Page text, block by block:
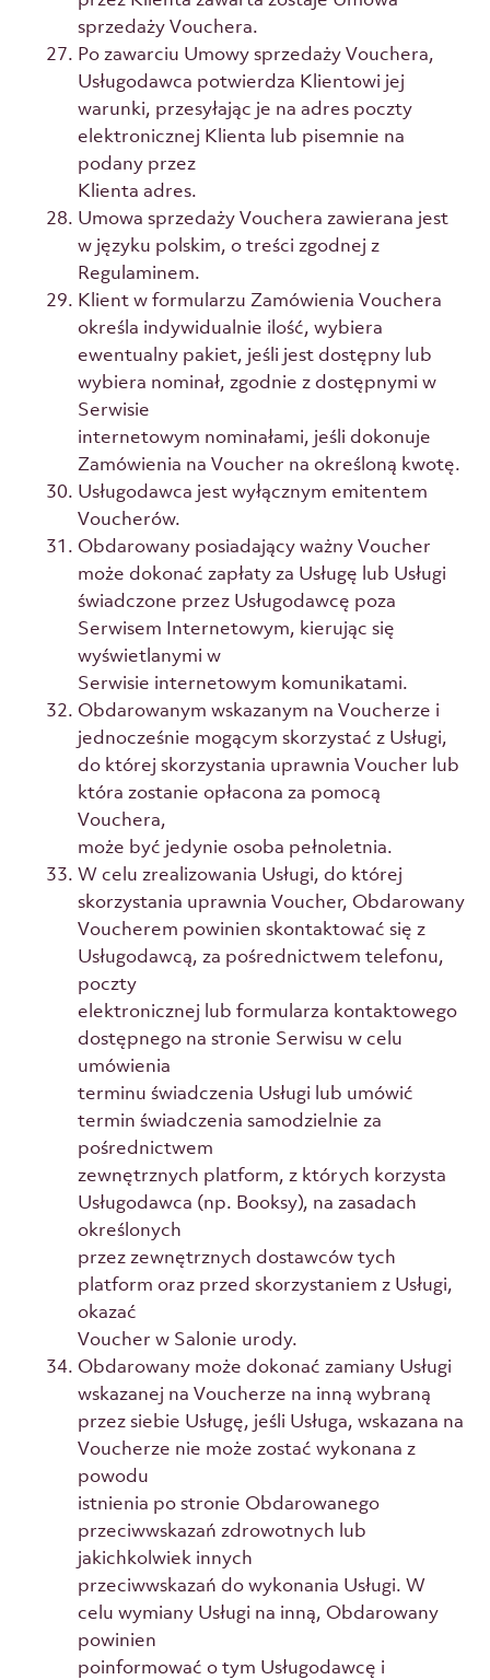
sprzedaży Vouchera.
Po zawarciu Umowy sprzedaży Vouchera,
Usługodawca potwierdza Klientowi jej
warunki, przesyłając je na adres poczty
elektronicznej Klienta lub pisemnie na
podany przez
Klienta adres.
Umowa sprzedaży Vouchera zawierana jest
w języku polskim, o treści zgodnej z
Regulaminem.
Klient w formularzu Zamówienia Vouchera
określa indywidualnie ilość, wybiera
ewentualny pakiet, jeśli jest dostępny lub
wybiera nominał, zgodnie z dostępnymi w
Serwisie
internetowym nominałami, jeśli dokonuje
Zamówienia na Voucher na określoną kwotę.
Usługodawca jest wyłącznym emitentem
Voucherów.
Obdarowany posiadający ważny Voucher
może dokonać zapłaty za Usługę lub Usługi
świadczone przez Usługodawcę poza
Serwisem Internetowym, kierując się
wyświetlanymi w
Serwisie internetowym komunikatami.
Obdarowanym wskazanym na Voucherze i
jednocześnie mogącym skorzystać z Usługi,
do której skorzystania uprawnia Voucher lub
która zostanie opłacona za pomocą
Vouchera,
może być jedynie osoba pełnoletnia.
W celu zrealizowania Usługi, do której
skorzystania uprawnia Voucher, Obdarowany
Voucherem powinien skontaktować się z
Usługodawcą, za pośrednictwem telefonu,
poczty
elektronicznej lub formularza kontaktowego
dostępnego na stronie Serwisu w celu
umówienia
terminu świadczenia Usługi lub umówić
termin świadczenia samodzielnie za
pośrednictwem
zewnętrznych platform, z których korzysta
Usługodawca (np. Booksy), na zasadach
określonych
przez zewnętrznych dostawców tych
platform oraz przed skorzystaniem z Usługi,
okazać
Voucher w Salonie urody.
Obdarowany może dokonać zamiany Usługi
wskazanej na Voucherze na inną wybraną
przez siebie Usługę, jeśli Usługa, wskazana na
Voucherze nie może zostać wykonana z
powodu
istnienia po stronie Obdarowanego
przeciwwskazań zdrowotnych lub
jakichkolwiek innych
przeciwwskazań do wykonania Usługi. W
celu wymiany Usługi na inną, Obdarowany
powinien
poinformować o tym Usługodawcę i